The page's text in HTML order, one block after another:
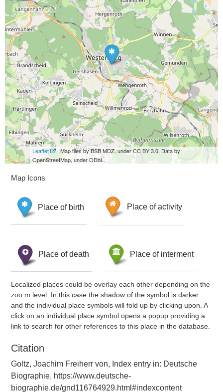
Leaflet
| Map tiles by BSB MDZ, under CC BY 3.0. Data by
OpenStreetMap, under ODbL.
Map Icons
Place of birth Place of activity
Place of death Place of interment
Localized places could be overlay each other depending on the
zoo m level. In this case the shadow of the symbol is darker
and the individual place symbols will fold up by clicking upon. A
click on an individual place symbol opens a popup providing a
link to search for other references to this place in the database.
Citation
Goltz, Joachim Freiherr von, Index entry in: Deutsche
Biographie, https://www.deutsche-
biographie.de/gnd116764929.html#indexcontent